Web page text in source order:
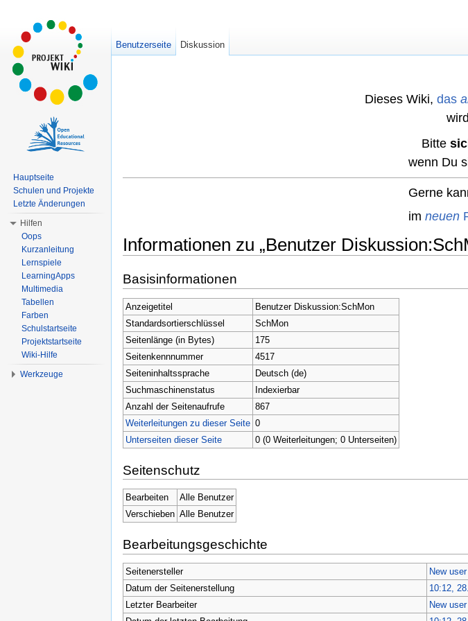
Dieses Wiki, das
wird
Bitte
wenn Du
Gerne
im neuen
Informationen zu „Benutzer
Basisinformationen
Anzeigetitel
Benutzer Diskussion:SchMon
Standardsortierschlüssel
SchMon
Seitenlänge (in Bytes)
175
Seitenkennnummer
4517
Seiteninhaltssprache
Deutsch (de)
Suchmaschinenstatus
Indexierbar
Anzahl der Seitenaufrufe
867
Weiterleitungen zu dieser Seite 0
Unterseiten dieser Seite
0 (0 Weiterleitungen; 0 Unterseiten)
Seitenschutz
Bearbeiten
Alle Benutzer
Verschieben Alle Benutzer
Bearbeitungsgeschichte
Seitenersteller New
Datum der Seitenerstellung
10:12,
Letzter Bearbeiter
New
Benutzerseite Diskussion
Hauptseite
Schulen und Projekte
Letzte Änderungen
Hilfen
Oops
Kurzanleitung
Lernspiele
LearningApps
Multimedia
Tabellen
Farben
Schulstartseite
Projektstartseite
Wiki-Hilfe
Werkzeuge